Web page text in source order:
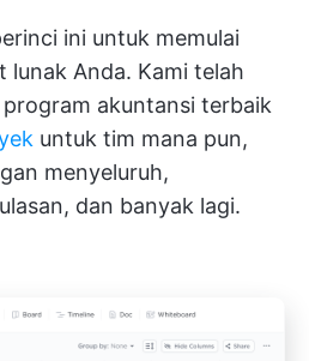
ini untuk memulai
lunak Anda. Kami telah
akuntansi terbaik
untuk tim mana pun,
menyeluruh,
dan banyak lagi.